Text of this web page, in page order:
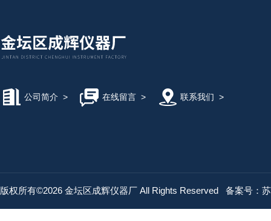
公司简介 > 在线留言> 联系我们 >
版权所有©2026 金坛区成辉仪器厂 All Rights Reserved 备案号：